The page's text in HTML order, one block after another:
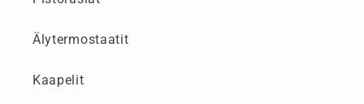
Älytermostaatit
Kaapelit